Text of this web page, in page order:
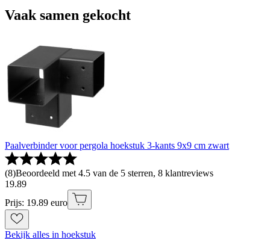
Vaak samen gekocht
Paalverbinder voor pergola hoekstuk 3-kants 9x9 cm zwart
(8)Beoordeeld met 4.5 van de 5 sterren, 8 klantreviews
19.89
Prijs: 19.89 euro
Bekijk alles in hoekstuk